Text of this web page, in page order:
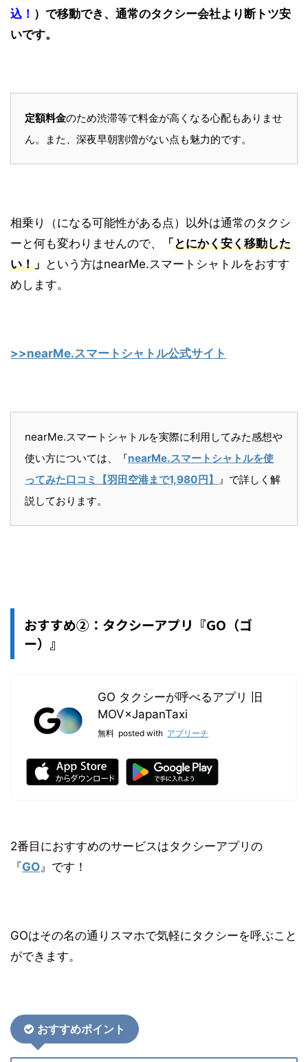
込！ ）で移動でき、通常のタクシー会社より断トツ安
いです。
定額料金のため渋滞等で料金が高くなる心配もありませ
ん。また、深夜早朝割増がない点も魅力的です。
相乗り（になる可能性がある点）以外は通常のタクシ
ーと何も変わりませんので、
「とにかく安く移動した
い！ 」 という方はnearMe.スマートシャトルをおすす
めします。
>>nearMe.スマートシャトル公式サイト
nearMe.スマートシャトルを実際に利用してみた感想や
使い方については、『nearMe.スマートシャトルを使
ってみた口コミ【羽田空港まで1,980円】
』で詳しく解
説しております。
おすすめ②：タクシーアプリ『GO（ゴ
ー）』
GO タクシーが呼べるアプリ 旧
MOV×JapanTaxi
無料 posted with アプリーチ
2番目におすすめのサービスはタクシーアプリの
『GO 』です！
GOはその名の通りスマホで気軽にタクシーを呼ぶこと
ができます。
おすすめポイント